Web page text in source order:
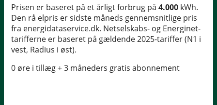
Prisen er baseret på et årligt forbrug på 4.000 kWh.
Den rå elpris er sidste måneds gennemsnitlige pris
fra energidataservice.dk. Netselskabs- og Energinet-
tarifferne er baseret på gældende 2025-tariffer (N1 i
vest, Radius i øst).
0 øre i tillæg + 3 måneders gratis abonnement